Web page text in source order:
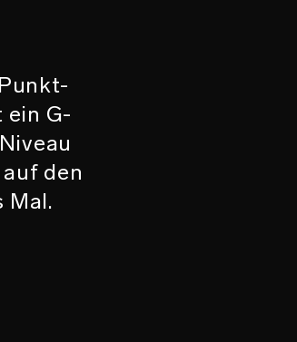
ein G-
den
Mal.